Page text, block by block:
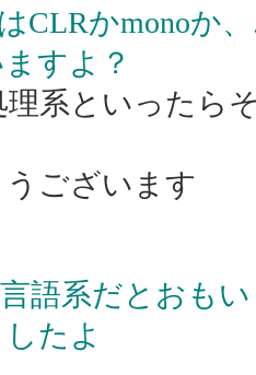
CLRかmonoか
すよ？
理系といったら
ございます
語系だとおもい
たよ